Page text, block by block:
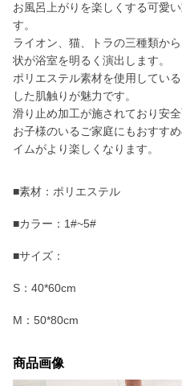
お風呂上がりを楽しくする可愛
す。
ライオン、猫、トラの三種類か
状が浴室を明るく演出します。
ポリエステル素材を使用してい
した肌触りが魅力です。
滑り止め加工が施されており安全
お子様のいるご家庭にもおすす
イムがより楽しくなります。
■素材：ポリエステル
■カラー：1#~5#
■サイズ：
S：40*60cm
M：50*80cm
商品画像